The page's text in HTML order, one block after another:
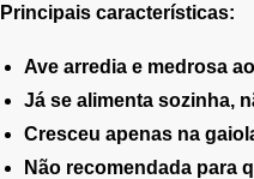
Principais características:
Ave arredia e medrosa
Já se alimenta sozinha,
Cresceu apenas na
Não recomendada para